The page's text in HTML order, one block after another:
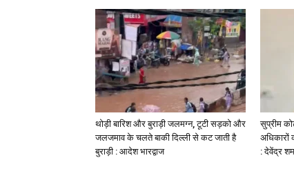
थोड़ी बारिश और बुराड़ी जलमग्न, टूटी सड़को और
जलजमाव के चलते बाकी दिल्ली से कट जाती है
बुराड़ी : आदेश भारद्वाज
सुप्रीम
अधिकारों
: देवेंद्र